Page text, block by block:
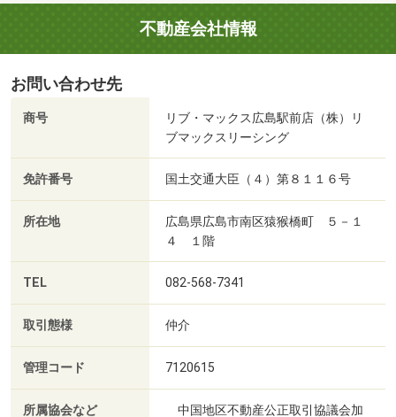
不動産会社情報
お問い合わせ先
商号
リブ・マックス広島駅前店（株）リ
ブマックスリーシング
免許番号 国土交通大臣（４）第８１１６号
所在地
広島県広島市南区猿猴橋町 ５－１
４ １階
TEL 082-568-7341
取引態様 仲介
管理コード 7120615
所属協会など
中国地区不動産公正取引協議会加